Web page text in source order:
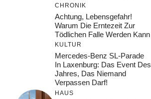
CHRONIK
Achtung, Lebensgefahr!
Warum Die Erntezeit Zur
Tödlichen Falle Werden Kann
KULTUR
Mercedes-Benz SL-Parade
In Laxenburg: Das Event Des
Jahres, Das Niemand
Verpassen Darf!
HAUS